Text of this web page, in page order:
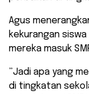
​Agus
kekurangan
mereka masuk
​”Jadi apa yang
di tingkatan